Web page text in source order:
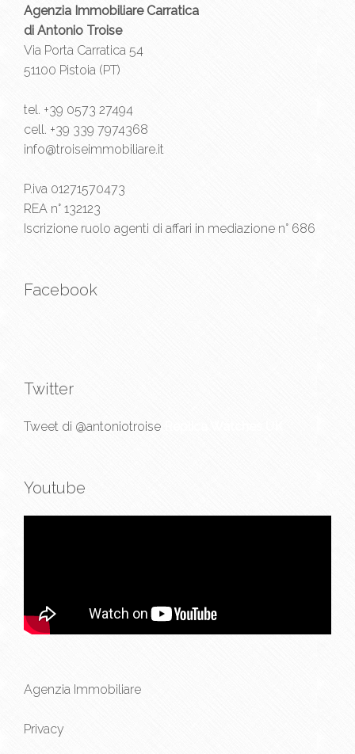
Agenzia Immobiliare Carratica
di Antonio Troise
Via Porta Carratica 54
51100 Pistoia (PT)
tel. +39 0573 27494
cell. +39 339 7974368
info@troiseimmobiliare.it
P.iva 01271570473
REA n° 132123
Iscrizione ruolo agenti di affari in mediazione n° 686
Facebook
Twitter
Tweet di @antoniotroise
Youtube
Agenzia Immobiliare
Privacy